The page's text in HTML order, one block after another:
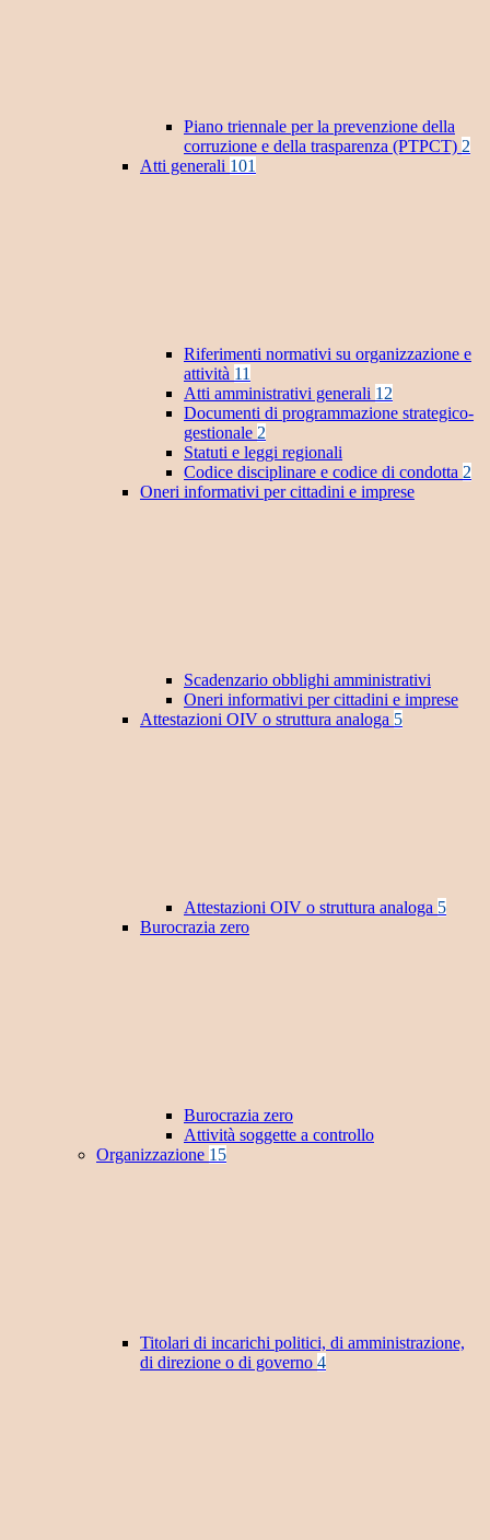
Piano triennale per la prevenzione della
corruzione e della trasparenza (PTPCT) 2
Atti generali 101
Riferimenti normativi su organizzazione e
attività 11
Atti amministrativi generali 12
Documenti di programmazione strategico-
gestionale 2
Statuti e leggi regionali
Codice disciplinare e codice di condotta 2
Oneri informativi per cittadini e imprese
Scadenzario obblighi amministrativi
Oneri informativi per cittadini e imprese
Attestazioni OIV o struttura analoga 5
Attestazioni OIV o struttura analoga 5
Burocrazia zero
Burocrazia zero
Attività soggette a controllo
Organizzazione 15
Titolari di incarichi politici, di amministrazione,
di direzione o di governo 4